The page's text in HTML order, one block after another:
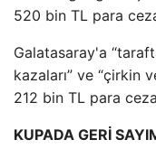
520 bin TL para
Galatasaray'a
kazaları” ve “çirkin
212 bin TL para
KUPADA GERİ